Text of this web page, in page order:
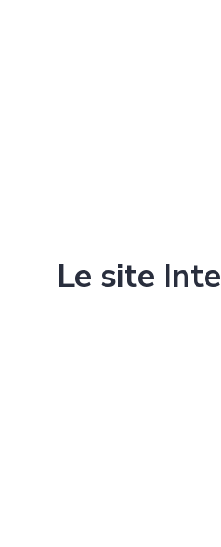
Le site